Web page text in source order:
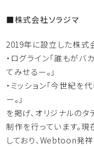
■株式会社ソラジマ
2019年に設立した株式
・ログライン「誰もがバ
てみせるー。」
・ミッション「今世紀を
ー。」
を掲げ、オリジナルの
制作を行っています。
しており、 Webtoon発祥